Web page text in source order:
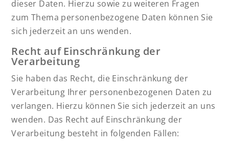
dieser Daten. Hierzu sowie zu weiteren Fragen
zum Thema personenbezogene Daten können Sie
sich jederzeit an uns wenden.
Recht auf Einschränkung der
Verarbeitung
Sie haben das Recht, die Einschränkung der
Verarbeitung Ihrer personenbezogenen Daten zu
verlangen. Hierzu können Sie sich jederzeit an uns
wenden. Das Recht auf Einschränkung der
Verarbeitung besteht in folgenden Fällen: